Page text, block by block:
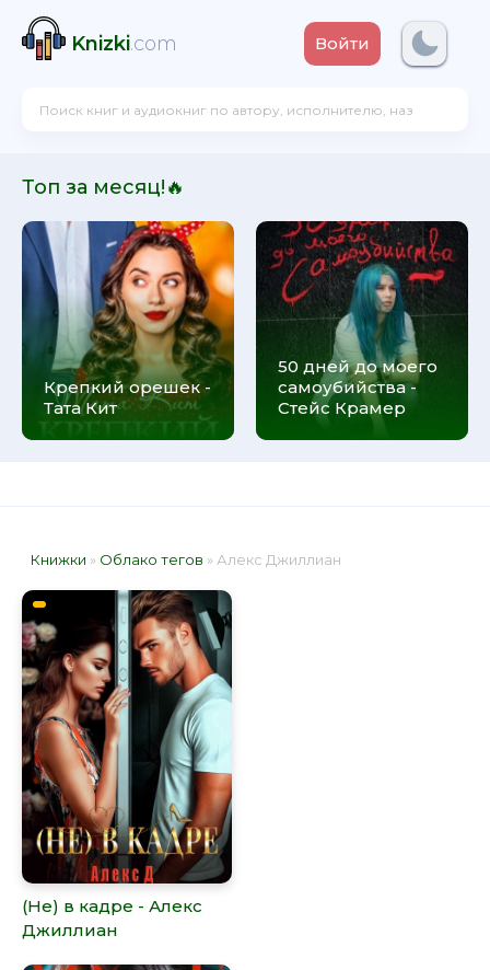
Knizki.com Войти
Топ за месяц!🔥
Крепкий орешек -
Тата Кит
50 дней до моего
самоубийства -
Стейс Крамер
Книжки » Облако тегов » Алекс Джиллиан
(Не) в кадре - Алекс
Джиллиан